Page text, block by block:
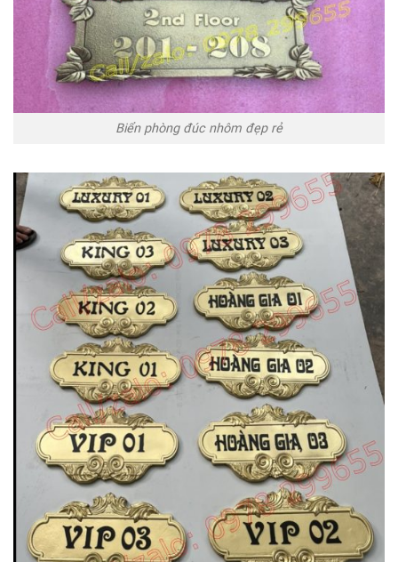
Biển phòng đúc nhôm đẹp rẻ